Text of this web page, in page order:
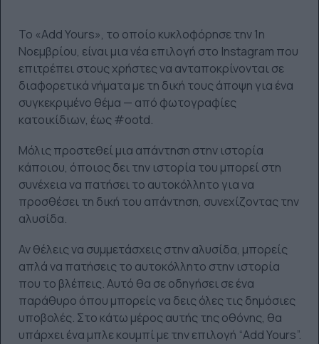
Το «Add Yours», το οποίο κυκλοφόρησε την 1η
Νοεμβρίου, είναι μια νέα επιλογή στο Instagram που
επιτρέπει στους χρήστες να ανταποκρίνονται σε
διαφορετικά νήματα με τη δική τους άποψη για ένα
συγκεκριμένο θέμα — από φωτογραφίες
κατοικίδιων, έως #ootd.
Μόλις προστεθεί μια απάντηση στην ιστορία
κάποιου, όποιος δει την ιστορία του μπορεί στη
συνέχεια να πατήσει το αυτοκόλλητο για να
προσθέσει τη δική του απάντηση, συνεχίζοντας την
αλυσίδα.
Αν θέλεις να συμμετάσχεις στην αλυσίδα, μπορείς
απλά να πατήσεις το αυτοκόλλητο στην ιστορία
που το βλέπεις. Αυτό θα σε οδηγήσει σε ένα
παράθυρο όπου μπορείς να δεις όλες τις δημόσιες
υποβολές. Στο κάτω μέρος αυτής της οθόνης, θα
υπάρχει ένα μπλε κουμπί με την επιλογή “Add Yours”.